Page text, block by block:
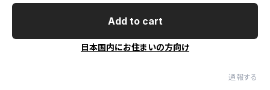
Add to cart
日本国内にお住まいの方向け
通報する